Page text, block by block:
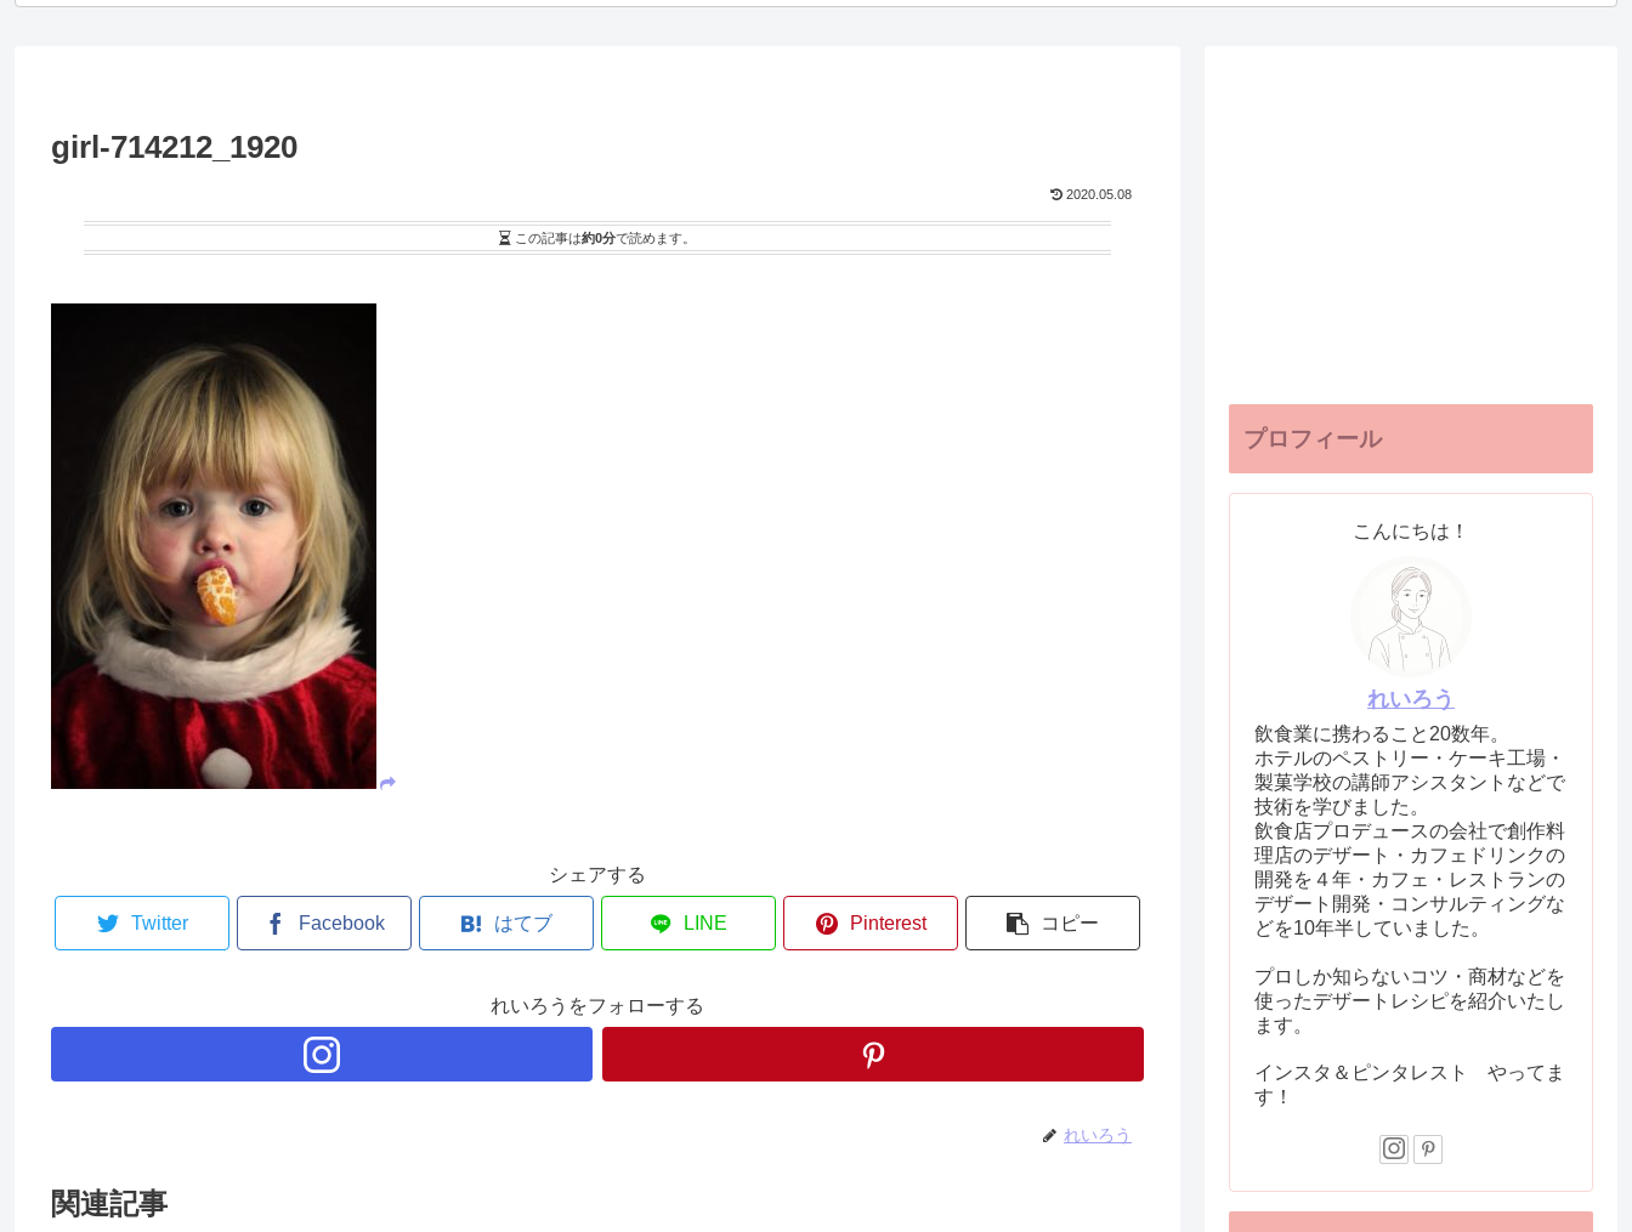
girl-714212_1920
2020.05.08
この記事は約0分で読めます。
シェアする
Twitter Facebook はてブ LINE Pinterest コピー
れいろうをフォローする
れいろう
関連記事
プロフィール
こんにちは！
れいろう
飲食業に携わること20数年。
ホテルのペストリー・ケーキ工場・
製菓学校の講師アシスタントなどで
技術を学びました。
飲食店プロデュースの会社で創作料
理店のデザート・カフェドリンクの
開発を４年・カフェ・レストランの
デザート開発・コンサルティングな
どを10年半していました。
プロしか知らないコツ・商材などを
使ったデザートレシピを紹介いたし
ます。
インスタ＆ピンタレスト やってま
す！